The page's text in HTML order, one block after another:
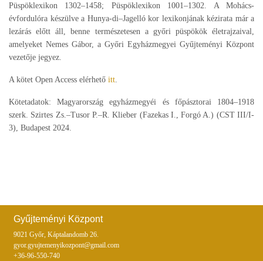
Püspöklexikon 1302–1458; Püspöklexikon 1001–1302. A Mohács-
évfordulóra készülve a Hunya-di–Jagelló kor lexikonjának kézirata már a
lezárás előtt áll, benne természetesen a győri püspökök életrajzaival,
amelyeket Nemes Gábor, a Győri Egyházmegyei Gyűjteményi Központ
vezetője jegyez.
A kötet Open Access elérhető itt
Kötetadatok: Magyarország egyházmegyéi és főpásztorai 1804–1918
szerk. Szirtes Zs.–Tusor P.–R. Klieber (Fazekas I., Forgó A.) (CST III/I-
3), Budapest 2024.
Gyűjteményi Központ
9021 Győr, Káptalandomb 26.
gyor.gyujtemenyikozpont@gmail.com
+36-96-550-740